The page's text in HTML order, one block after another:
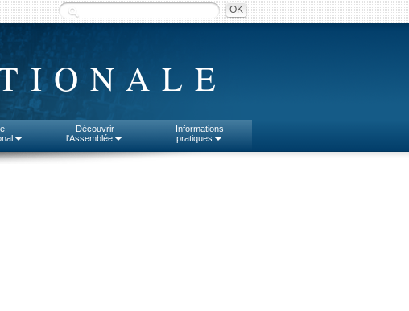
Découvrir
l'Assemblée
Informations
pratiques